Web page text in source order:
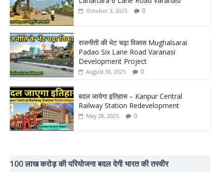
October 3, 2025 0
राजनीती की भेट चढ़ा विकास Mughalsarai
Padao Six Lane Road Varanasi
Development Project
August 30, 2025 0
बदल जायेगा इतिहास – Kanpur Central
Railway Station Redevelopment
May 28, 2025 0
100 लाख करोड़ की परियोजना बदल देगी भारत की तस्वीर